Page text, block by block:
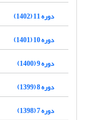
دوره 11 (1402)
دوره 10 (1401)
دوره 9 (1400)
دوره 8 (1399)
دوره 7 (1398)